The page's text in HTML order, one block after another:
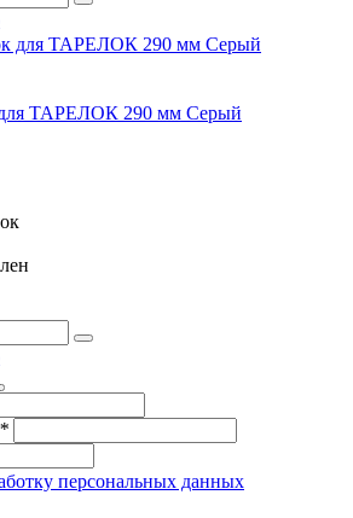
для ТАРЕЛОК 290 мм Серый
*
персональных данных